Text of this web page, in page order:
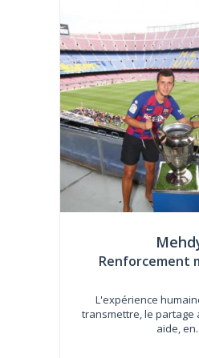
Renforcement
L'expérience
transmettre, le partage
aide,